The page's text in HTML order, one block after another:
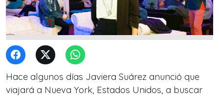
Hace algunos días Javiera Suárez anunció que
viajará a Nueva York, Estados Unidos, a buscar